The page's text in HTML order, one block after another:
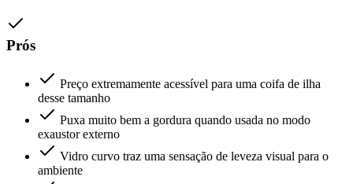
Prós
Preço extremamente acessível para uma coifa de ilha
desse tamanho
Puxa muito bem a gordura quando usada no modo
exaustor externo
Vidro curvo traz uma sensação de leveza visual para o
ambiente